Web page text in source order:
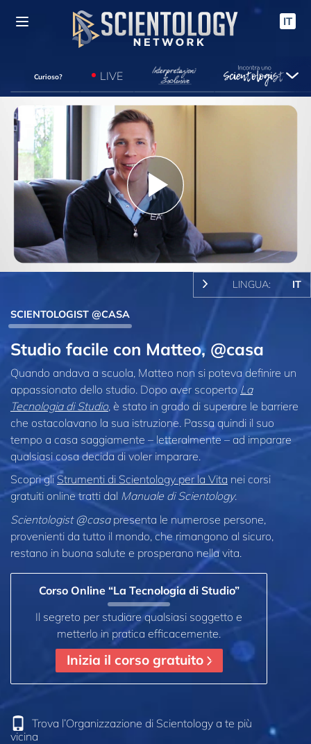
IT
Curioso? LIVE
Play
Video
LINGUA: IT
SCIENTOLOGIST @CASA
Studio facile con Matteo, @casa
Quando andava a scuola, Matteo non si poteva definire un
appassionato dello studio. Dopo aver scopertoLa
Tecnologia di Studio, è stato in grado di superare le barriere
che ostacolavano la sua istruzione. Passa quindi il suo
tempo a casa saggiamente – letteralmente – ad imparare
qualsiasi cosa decida di voler imparare.
Scopri gliStrumenti di Scientology per la Vita nei corsi
gratuiti online tratti dal Manuale di Scientology.
Scientologist @casapresenta le numerose persone,
provenienti da tutto il mondo, che rimangono al sicuro,
restano in buona salute e prosperano nella vita.
Corso Online “La Tecnologia di Studio”
Il segreto per studiare qualsiasi soggetto e
metterlo in pratica efficacemente.
Inizia il corso gratuito
Trova l’Organizzazione di Scientology a te più
vicina